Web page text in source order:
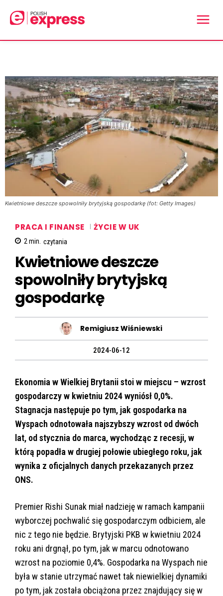
Kwietniowe deszcze spowolniły brytyjską gospodarkę (fot: Getty Images)
PRACA I FINANSE ŻYCIE W UK
2min. czytania
Kwietniowe deszcze
spowolniły brytyjską
gospodarkę
Remigiusz Wiśniewski
2024-06-12
Ekonomia w Wielkiej Brytanii stoi w miejscu – wzrost
gospodarczy w kwietniu 2024 wyniósł 0,0%.
Stagnacja następuje po tym, jak gospodarka na
Wyspach odnotowała najszybszy wzrost od dwóch
lat, od stycznia do marca, wychodząc z recesji, w
którą popadła w drugiej połowie ubiegłego roku, jak
wynika z oficjalnych danych przekazanych przez
ONS.
Premier Rishi Sunak miał nadzieję w ramach kampanii
wyborczej pochwalić się gospodarczym odbiciem, ale
nic z tego nie będzie. Brytyjski PKB w kwietniu 2024
roku ani drgnął, po tym, jak w marcu odnotowano
wzrost na poziomie 0,4%. Gospodarka na Wyspach nie
była w stanie utrzymać nawet tak niewielkiej dynamiki
po tym, jak została obciążona przez znajdujący się w